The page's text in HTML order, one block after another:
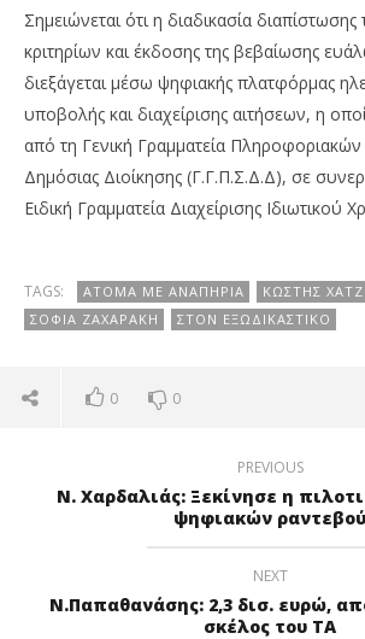
Σημειώνεται ότι η διαδικασία
κριτηρίων και έκδοσης της βεβαίωσης
διεξάγεται μέσω ψηφιακής πλατφόρμας
υποβολής και διαχείρισης αιτήσεων, η
από τη Γενική Γραμματεία
Δημόσιας Διοίκησης (Γ.Γ.Π.Σ.Δ.Δ), σε
Ειδική Γραμματεία Διαχείρισης Ιδιωτικού
TAGS: ΆΤΟΜΑ ΜΕ ΑΝΑΠΗΡΊΑ
ΚΩΣΤΉΣ
ΣΟΦΊΑ ΖΑΧΑΡΆΚΗ
ΣΤΟΝ ΕΞΩΔΙΚΑΣΤΙΚΌ
0 0
PREVIOUS
Ν. Χαρδαλιάς: Ξεκίνησε η
ψηφιακών ραντεβού
NEXT
Ν.Παπαθανάσης: 2,3 δισ. ευρώ,
σκέλος του ΤΑ